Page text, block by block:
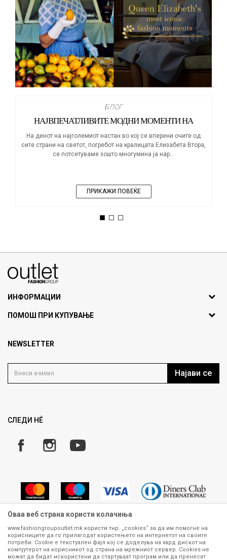
БЛОГ
НАЈВПЕЧАТЛИВИТЕ МОДНИ МОМЕНТИ НА
КРАЛИЦАТА ЕЛИЗАБЕТА
На денот на најголемиот настан во кој се вперени очите од
сите страни на светот, погребот на кралицата Елизабета Втора,
се потсетуваме зошто многумина ја нар...
ПРИКАЖИ ПОВЕЌЕ
1 2 3
ИНФОРМАЦИИ
За нас
Продавница
Кариера
ПОМОШ ПРИ КУПУВАЊЕ
Политика на приватност
Како да купите
Замена и рефундација на производи
Плаќање
NEWSLETTER
Најави се
СЛЕДИ НÉ
Сите информации околу производите кои се изложени на нашата
онлајн продавница се стремиме да бидат конкретни, точни и прецизни,
меѓутоа не можеме да гарантираме дека се без ниту една грешка или
Оваа веб страна користи колачиња
www.fashiongroupoutlet.mk користи тнр. „cookies“ за да им помогне на
корисниците да го прилагодат користењето на интернетот на своите
потреби. Cookie е текстуален фајл кој се доделува на хард дискот на
компјутерот на корисникот од страна на мрежниот сервер. Cookies не
можат да бидат искористени да стартуваат програм или да пренесат